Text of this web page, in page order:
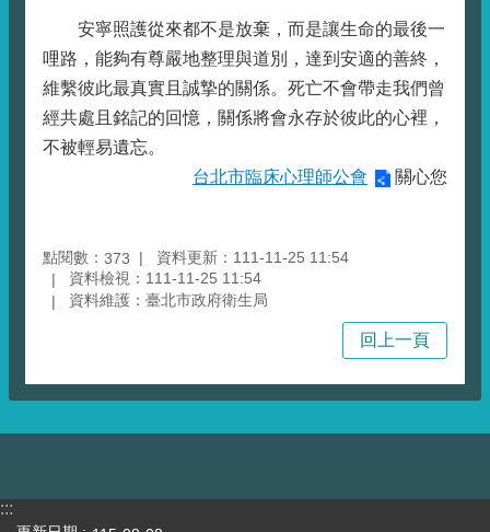
安寧照護從來都不是放棄，而是讓生命的最後一
哩路，能夠有尊嚴地整理與道別，達到安適的善終，
維繫彼此最真實且誠摯的關係。死亡不會帶走我們曾
經共處且銘記的回憶，關係將會永存於彼此的心裡，
不被輕易遺忘。
台北市臨床心理師公會
關心您
點閱數： 373
資料更新：111-11-25 11:54
資料檢視：111-11-25 11:54
資料維護：臺北市政府衛生局
回上一頁
:::